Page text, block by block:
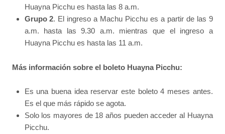
Huayna Picchu es hasta las 8 a.m.
Grupo 2. El ingreso a Machu Picchu es a partir de las 9
a.m. hasta las 9.30 a.m. mientras que el ingreso a
Huayna Picchu es hasta las 11 a.m.
Más información sobre el boleto Huayna Picchu:
Es una buena idea reservar este boleto 4 meses antes.
Es el que más rápido se agota.
Solo los mayores de 18 años pueden acceder al Huayna
Picchu.